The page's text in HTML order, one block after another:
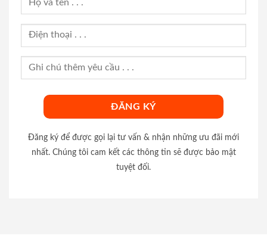
Đăng ký để được gọi lại tư vấn & nhận những ưu đãi mới
nhất. Chúng tôi cam kết các thông tin sẽ được bảo mật
tuyệt đối.